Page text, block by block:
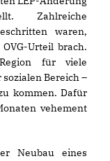
Zahlreiche
waren,
Urteil brach.
für viele
Bereich –
kommen. Dafür
vehement
Neubau eines